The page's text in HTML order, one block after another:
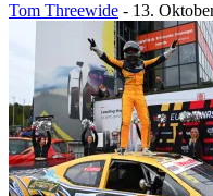
Tom Threewide - 13.